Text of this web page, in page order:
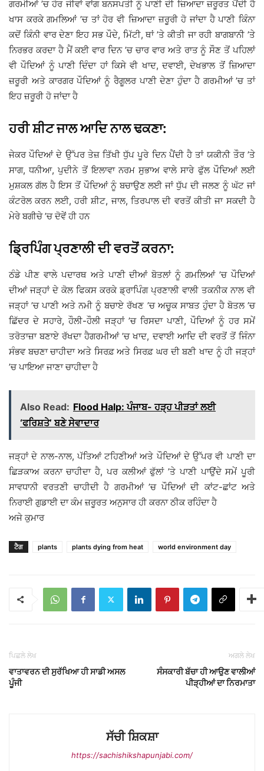
ਗਰਮੀਆਂ ’ਚ ਹੋਰ ਜੀਵਾਂ ਵਾਂਗ ਬਨਸਪਤੀ ਨੂੰ ਪਾਣੀ ਦੀ ਜ਼ਿਆਦਾ ਜ਼ਰੂਰਤ ਪੈਂਦੀ ਹੈ
ਖਾਸ ਕਰਕੇ ਗਮਲਿਆਂ ’ਚ ਤਾਂ ਹੋਰ ਵੀ ਜ਼ਿਆਦਾ ਜ਼ਰੂਰੀ ਹੋ ਜਾਂਦਾ ਹੈ ਪਾਣੀ ਕਿੰਨਾ
ਕਦੋਂ ਕਿੰਨੀ ਵਾਰ ਦੇਣਾ ਇਹ ਸਭ ਪੌਦੇ, ਮਿੱਟੀ, ਥਾਂ ’ਤੇ ਕੀਤੀ ਜਾ ਰਹੀ ਬਾਗਬਾਨੀ ’ਤੇ
ਨਿਰਭਰ ਕਰਦਾ ਹੈ ਮੈਂ ਕਈ ਵਾਰ ਦਿਨ ’ਚ ਚਾਰ ਵਾਰ ਅਤੇ ਰਾਤ ਨੂੰ ਸੌਣ ਤੋਂ ਪਹਿਲਾਂ
ਵੀ ਪੌਦਿਆਂ ਨੂੰ ਪਾਣੀ ਦਿੰਦਾ ਹਾਂ ਕਿਸੇ ਵੀ ਖਾਦ, ਦਵਾਈ, ਦੇਖਭਾਲ ਤੋਂ ਜ਼ਿਆਦਾ
ਜ਼ਰੂਰੀ ਅਤੇ ਕਾਰਗਰ ਪੌਦਿਆਂ ਨੂੰ ਰੈਗੂਲਰ ਪਾਣੀ ਦੇਣਾ ਹੁੰਦਾ ਹੈ ਗਰਮੀਆਂ ’ਚ ਤਾਂ
ਇਹ ਜ਼ਰੂਰੀ ਹੋ ਜਾਂਦਾ ਹੈ
ਹਰੀ ਸ਼ੀਟ ਜਾਲ ਆਦਿ ਨਾਲ ਢਕਣਾ:
ਜੇਕਰ ਪੌਦਿਆਂ ਦੇ ਉੱਪਰ ਤੇਜ਼ ਤਿੱਖੀ ਧੁੱਪ ਪੂਰੇ ਦਿਨ ਪੈਂਦੀ ਹੈ ਤਾਂ ਯਕੀਨੀ ਤੌਰ ’ਤੇ
ਸਾਗ, ਧਨੀਆ, ਪੁਦੀਨੇ ਤੋਂ ਇਲਾਵਾ ਨਰਮ ਸੁਭਾਅ ਵਾਲੇ ਸਾਰੇ ਫੁੱਲ ਪੌਦਿਆਂ ਲਈ
ਮੁਸ਼ਕਲ ਗੱਲ ਹੈ ਇਸ ਤੋਂ ਪੌਦਿਆਂ ਨੂੰ ਬਚਾਉਣ ਲਈ ਜਾਂ ਧੁੱਪ ਦੀ ਜਲਣ ਨੂੰ ਘੱਟ ਜਾਂ
ਕੰਟਰੋਲ ਕਰਨ ਲਈ, ਹਰੀ ਸ਼ੀਟ, ਜਾਲ, ਤਿਰਪਾਲ ਦੀ ਵਰਤੋਂ ਕੀਤੀ ਜਾ ਸਕਦੀ ਹੈ
ਮੇਰੇ ਬਗੀਚੇ ’ਚ ਦੋਵੇਂ ਹੀ ਹਨ
ਡ੍ਰਿਪਿੰਗ ਪ੍ਰਣਾਲੀ ਦੀ ਵਰਤੋਂ ਕਰਨਾ:
ਠੰਡੇ ਪੀਣ ਵਾਲੇ ਪਦਾਰਥ ਅਤੇ ਪਾਣੀ ਦੀਆਂ ਬੋਤਲਾਂ ਨੂੰ ਗਮਲਿਆਂ ’ਚ ਪੌਦਿਆਂ
ਦੀਆਂ ਜੜ੍ਹਾਂ ਦੇ ਕੋਲ ਫਿਕਸ ਕਰਕੇ ਡ੍ਰਾਪਿੰਗ ਪ੍ਰਣਾਲੀ ਵਾਲੀ ਤਕਨੀਕ ਨਾਲ ਵੀ
ਜੜ੍ਹਾਂ ’ਚ ਪਾਣੀ ਅਤੇ ਨਮੀ ਨੂੰ ਬਚਾਏ ਰੱਖਣ ’ਚ ਅਚੂਕ ਸਾਬਤ ਹੁੰਦਾ ਹੈ ਬੋਤਲ ’ਚ
ਛਿੱਦਰ ਦੇ ਸਹਾਰੇ, ਹੌਲੀ-ਹੌਲੀ ਜੜ੍ਹਾਂ ’ਚ ਰਿਸਦਾ ਪਾਣੀ, ਪੌਦਿਆਂ ਨੂੰ ਹਰ ਸਮੇਂ
ਤਰੋਤਾਜ਼ਾ ਬਣਾਏ ਰੱਖਦਾ ਹੈਗਰਮੀਆਂ ’ਚ ਖਾਦ, ਦਵਾਈ ਆਦਿ ਦੀ ਵਰਤੋਂ ਤੋਂ ਜਿੰਨਾ
ਸੰਭਵ ਬਚਣਾ ਚਾਹੀਦਾ ਅਤੇ ਸਿਰਫ਼ ਅਤੇ ਸਿਰਫ਼ ਘਰ ਦੀ ਬਣੀ ਖਾਦ ਨੂੰ ਹੀ ਜੜ੍ਹਾਂ
’ਚ ਪਾਇਆ ਜਾਣਾ ਚਾਹੀਦਾ ਹੈ
Also Read: Flood Halp: ਪੰਜਾਬ- ਹੜ੍ਹ ਪੀੜਤਾਂ ਲਈ
‘ਫਰਿਸ਼ਤੇ’ ਬਣੇ ਸੇਵਾਦਾਰ
ਜੜ੍ਹਾਂ ਦੇ ਨਾਲ-ਨਾਲ, ਪੱਤਿਆਂ ਟਹਿਣੀਆਂ ਅਤੇ ਪੌਦਿਆਂ ਦੇ ਉੱਪਰ ਵੀ ਪਾਣੀ ਦਾ
ਛਿੜਕਾਅ ਕਰਨਾ ਚਾਹੀਦਾ ਹੈ, ਪਰ ਕਲੀਆਂ ਫੁੱਲਾਂ ’ਤੇ ਪਾਣੀ ਪਾਉਂਦੇ ਸਮੇਂ ਪੂਰੀ
ਸਾਵਧਾਨੀ ਵਰਤਣੀ ਚਾਹੀਦੀ ਹੈ ਗਰਮੀਆਂ ’ਚ ਪੌਦਿਆਂ ਦੀ ਕਾਂਟ-ਛਾਂਟ ਅਤੇ
ਨਿਰਾਈ ਗੁਡਾਈ ਦਾ ਕੰਮ ਜ਼ਰੂਰਤ ਅਨੁਸਾਰ ਹੀ ਕਰਨਾ ਠੀਕ ਰਹਿੰਦਾ ਹੈ
ਅਜੇ ਕੁਮਾਰ
ਟੈਗ plants plants dying from heat world environment day
ਪਿਛਲੇ ਲੇਖ
ਵਾਤਾਵਰਨ ਦੀ ਸੁਰੱਖਿਆ ਹੀ ਸਾਡੀ ਅਸਲ
ਪੂੰਜੀ
ਅਗਲੇ ਲੇਖ
ਸੰਸਕਾਰੀ ਬੱਚਾ ਹੀ ਆਉਣ ਵਾਲੀਆਂ
ਪੀੜ੍ਹੀਆਂ ਦਾ ਨਿਰਮਾਤਾ
ਸੱਚੀ ਸ਼ਿਕਸ਼ਾ
https://sachishikshapunjabi.com/